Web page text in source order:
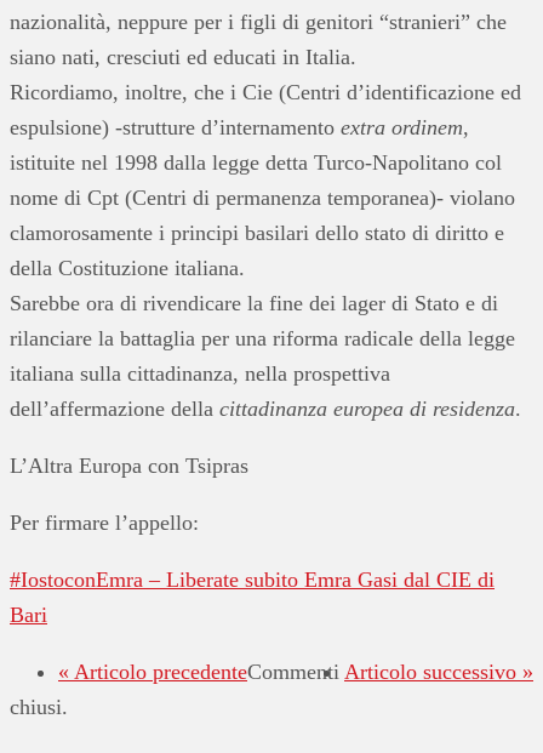
nazionalità, neppure per i figli di genitori “stranieri” che
siano nati, cresciuti ed educati in Italia.
Ricordiamo, inoltre, che i Cie (Centri d’identificazione ed
espulsione) -strutture d’internamento extra ordinem,
istituite nel 1998 dalla legge detta Turco-Napolitano col
nome di Cpt (Centri di permanenza temporanea)- violano
clamorosamente i principi basilari dello stato di diritto e
della Costituzione italiana.
Sarebbe ora di rivendicare la fine dei lager di Stato e di
rilanciare la battaglia per una riforma radicale della legge
italiana sulla cittadinanza, nella prospettiva
dell’affermazione della cittadinanza europea di residenza.
L’Altra Europa con Tsipras
Per firmare l’appello:
#IostoconEmra – Liberate subito Emra Gasi dal CIE di
Bari
« Articolo precedente Articolo successivo »
Commenti
chiusi.